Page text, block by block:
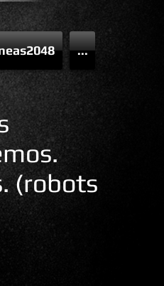
...
(robots